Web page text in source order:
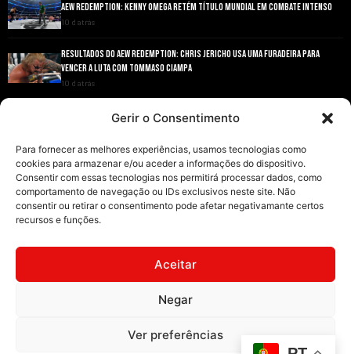
Gerir o Consentimento
Para fornecer as melhores experiências, usamos tecnologias como
cookies para armazenar e/ou aceder a informações do dispositivo.
Consentir com essas tecnologias nos permitirá processar dados, como
comportamento de navegação ou IDs exclusivos neste site. Não
consentir ou retirar o consentimento pode afetar negativamante certos
recursos e funções.
Aceitar
Negar
Ver preferências
AEW REDEMPTION: KENNY OMEGA RETÉM TÍTULO MUNDIAL EM COMBATE INTENSO
10 d atrás
RESULTADOS DO AEW REDEMPTION: CHRIS JERICHO USA UMA FURADEIRA PARA
VENCER A LUTA COM TOMMASO CIAMPA
10 d atrás
ANDRADE EL IDOLO CONQUISTA O TÍTULO NACIONAL DA AEW EM GRANDE ESTILO
seus respetivos proprietários.